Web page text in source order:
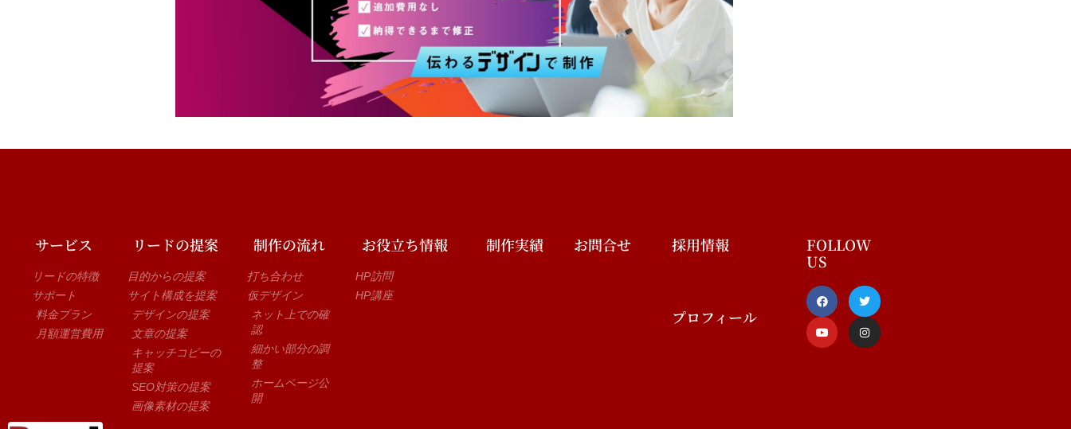
サービス
リードの特徴
サポート
料金プラン
月額運営費用
リードの提案
目的からの提案
サイト構成を提案
デザインの提案
文章の提案
キャッチコピーの
提案
SEO対策の提案
画像素材の提案
制作の流れ
打ち合わせ
仮デザイン
ネット上での確
認
細かい部分の調
整
ホームページ公
開
お役立ち情報
HP訪問
HP講座
制作実績 お問合せ 採用情報
プロフィール
FOLLOW
US
F
a
c
e
b
o
T
w
i
t
t
e
Y
o
u
t
u
b
I
n
s
t
a
g